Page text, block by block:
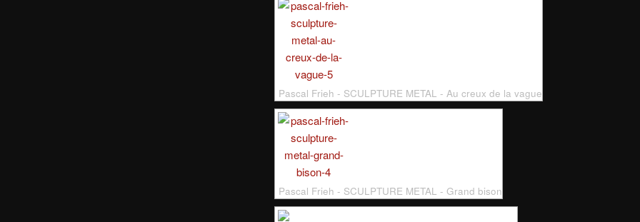
Pascal Frieh - SCULPTURE METAL - Au creux de la vague
Pascal Frieh - SCULPTURE METAL - Grand bison